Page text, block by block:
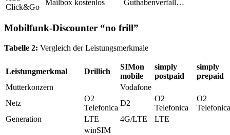
Click&Go
Mailbox kostenlos
Guthabenverfall…
Mobilfunk-Discounter “no frill”
Tabelle 2: Vergleich der Leistungsmerkmale
Leistungmerkmal Drillich
SIMon
mobile
simply
postpaid
simply
prepaid
Mutterkonzern
Vodafone
Netz
O2
Telefonica
D2
O2
Telefonica
O2
Telefonica
Generation
LTE 4G/LTE LTE
winSIM